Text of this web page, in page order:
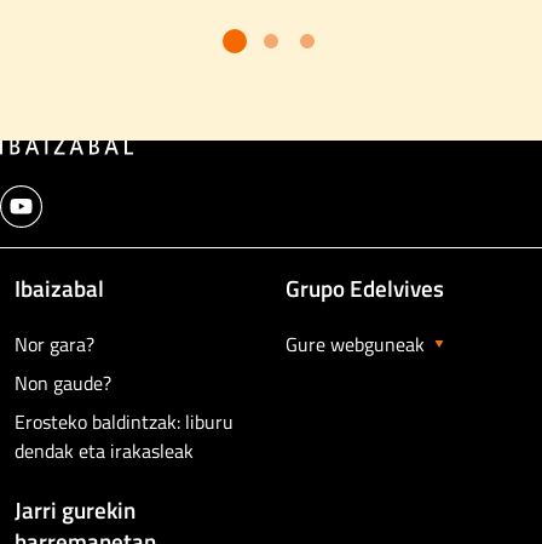
Ibaizabal
Nor gara?
Non gaude?
Erosteko baldintzak: liburu
dendak eta irakasleak
Grupo Edelvives
Gure webguneak
Jarri gurekin